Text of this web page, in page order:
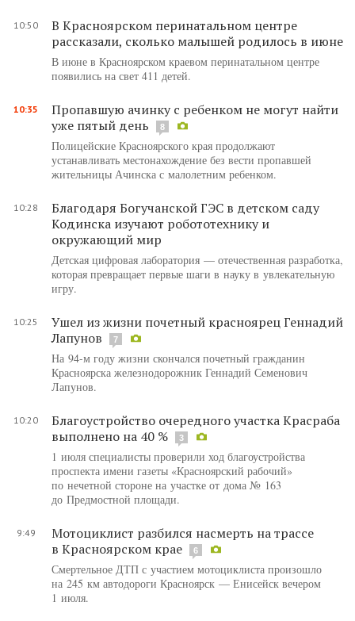
10:50
В Красноярском перинатальном центре
рассказали, сколько малышей родилось в июне
В июне в Красноярском краевом перинатальном центре
появились на свет 411 детей.
10:35
Пропавшую ачинку с ребенком не могут найти
уже пятый день
8
Полицейские Красноярского края продолжают
устанавливать местонахождение без вести пропавшей
жительницы Ачинска с малолетним ребенком.
10:28
Благодаря Богучанской ГЭС в детском саду
Кодинска изучают робототехнику и
окружающий мир
Детская цифровая лаборатория — отечественная разработка,
которая превращает первые шаги в науку в увлекательную
игру.
10:25
Ушел из жизни почетный красноярец Геннадий
Лапунов
7
На 94-м году жизни скончался почетный гражданин
Красноярска железнодорожник Геннадий Семенович
Лапунов.
10:20
Благоустройство очередного участка Красраба
выполнено на 40 %
3
1 июля специалисты проверили ход благоустройства
проспекта имени газеты «Красноярский рабочий»
по нечетной стороне на участке от дома № 163
до Предмостной площади.
9:49
Мотоциклист разбился насмерть на трассе
в Красноярском крае
6
Смертельное ДТП с участием мотоциклиста произошло
на 245 км автодороги Красноярск — Енисейск вечером
1 июля.